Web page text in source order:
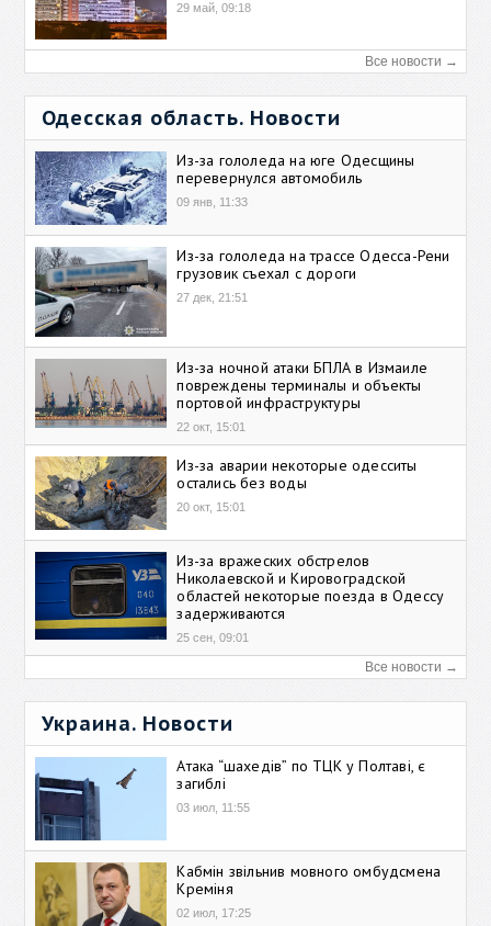
29 май, 09:18
Все новости →
Одесская область. Новости
Из-за гололеда на юге Одесщины
перевернулся автомобиль
09 янв, 11:33
Из-за гололеда на трассе Одесса-Рени
грузовик съехал с дороги
27 дек, 21:51
Из-за ночной атаки БПЛА в Измаиле
повреждены терминалы и объекты
портовой инфраструктуры
22 окт, 15:01
Из-за аварии некоторые одесситы
остались без воды
20 окт, 15:01
Из-за вражеских обстрелов
Николаевской и Кировоградской
областей некоторые поезда в Одессу
задерживаются
25 сен, 09:01
Все новости →
Украина. Новости
Атака “шахедів” по ТЦК у Полтаві, є
загиблі
03 июл, 11:55
Кабмін звільнив мовного омбудсмена
Креміня
02 июл, 17:25